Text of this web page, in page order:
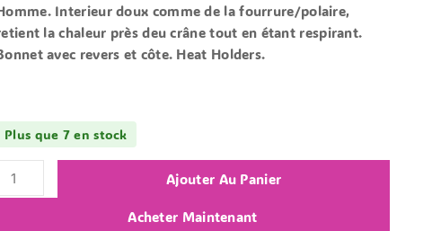
Interieur doux comme de la fourrure/polaire,
la chaleur près deu crâne tout en étant respirant.
avec revers et côte. Heat Holders.
Plus que 7 en stock
Ajouter Au Panier
Acheter Maintenant